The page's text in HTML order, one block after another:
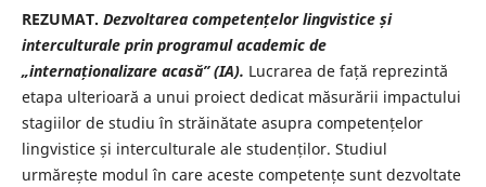
REZUMAT. Dezvoltarea competențelor lingvistice și
interculturale prin programul academic de
„internaționalizare acasă” (IA). Lucrarea de față reprezintă
etapa ulterioară a unui proiect dedicat măsurării impactului
stagiilor de studiu în străinătate asupra competențelor
lingvistice și interculturale ale studenților. Studiul
urmărește modul în care aceste competențe sunt dezvoltate